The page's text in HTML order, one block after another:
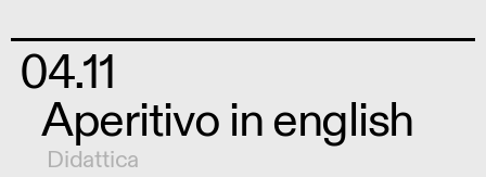
04.11
Aperitivo in english
Didattica